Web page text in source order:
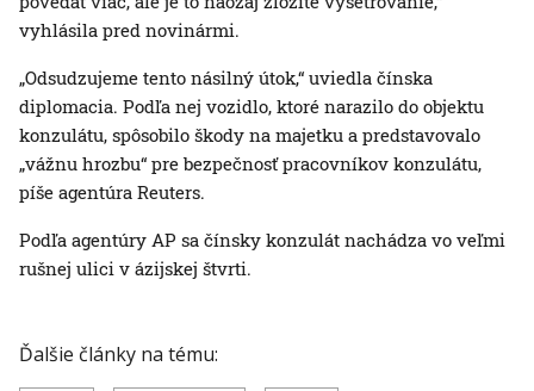
vyhlásila pred novinármi.
„Odsudzujeme tento násilný útok,“ uviedla čínska
diplomacia. Podľa nej vozidlo, ktoré narazilo do objektu
konzulátu, spôsobilo škody na majetku a predstavovalo
„vážnu hrozbu“ pre bezpečnosť pracovníkov konzulátu,
píše agentúra Reuters.
Podľa agentúry AP sa čínsky konzulát nachádza vo veľmi
rušnej ulici v ázijskej štvrti.
Ďalšie články na tému: